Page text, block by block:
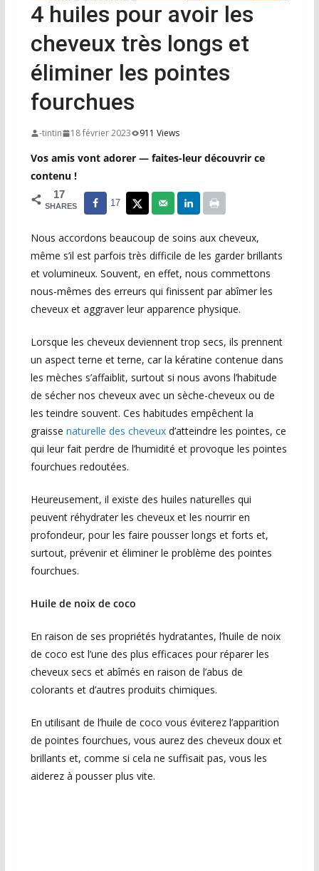
4 huiles pour avoir les
cheveux très longs et
éliminer les pointes
fourchues
-tintin 18 février 2023 911 Views
Vos amis vont adorer — faites-leur découvrir ce
contenu !
17
SHARES 17
Nous accordons beaucoup de soins aux cheveux,
même s’il est parfois très difficile de les garder brillants
et volumineux. Souvent, en effet, nous commettons
nous-mêmes des erreurs qui finissent par abîmer les
cheveux et aggraver leur apparence physique.
Lorsque les cheveux deviennent trop secs, ils prennent
un aspect terne et terne, car la kératine contenue dans
les mèches s’affaiblit, surtout si nous avons l’habitude
de sécher nos cheveux avec un sèche-cheveux ou de
les teindre souvent. Ces habitudes empêchent la
graisse naturelle des cheveuxd’atteindre les pointes, ce
qui leur fait perdre de l’humidité et provoque les pointes
fourchues redoutées.
Heureusement, il existe des huiles naturelles qui
peuvent réhydrater les cheveux et les nourrir en
profondeur, pour les faire pousser longs et forts et,
surtout, prévenir et éliminer le problème des pointes
fourchues.
Huile de noix de coco
En raison de ses propriétés hydratantes, l’huile de noix
de coco est l’une des plus efficaces pour réparer les
cheveux secs et abîmés en raison de l’abus de
colorants et d’autres produits chimiques.
En utilisant de l’huile de coco vous éviterez l’apparition
de pointes fourchues, vous aurez des cheveux doux et
brillants et, comme si cela ne suffisait pas, vous les
aiderez à pousser plus vite.